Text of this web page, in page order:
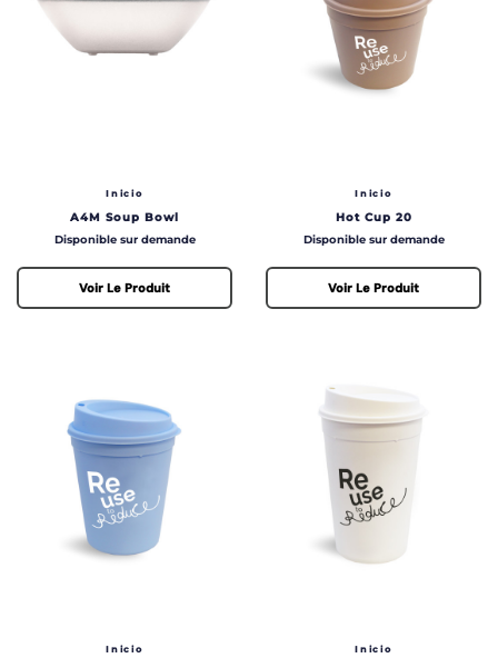
Inicio
A4M Soup Bowl
Prix
Disponible sur demande
Voir Le Produit
Inicio
Hot Cup 20
Prix
Disponible sur demande
Voir Le Produit
Inicio Inicio